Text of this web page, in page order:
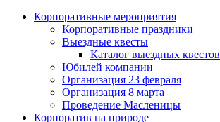
Корпоративные мероприятия
Корпоративные праздники
Выездные квесты
Каталог выездных квестов
Юбилей компании
Организация 23 февраля
Организация 8 марта
Проведение Масленицы
Корпоратив на природе